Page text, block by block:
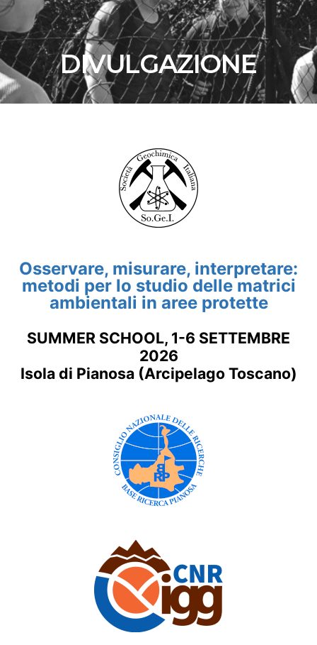
DIVULGAZIONE
Osservare, misurare, interpretare:
metodi per lo studio delle matrici
ambientali in aree protette
SUMMER SCHOOL, 1-6 SETTEMBRE
2026
Isola di Pianosa (Arcipelago Toscano)